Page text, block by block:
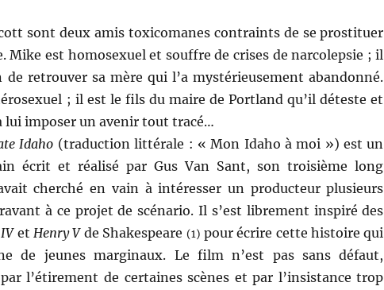
sont deux amis toxicomanes contraints de se prostituer
Mike est homosexuel et souffre de crises de narcolepsie ; il
de retrouver sa mère qui l’a mystérieusement abandonné.
; il est le fils du maire de Portland qu’il déteste et
lui imposer un avenir tout tracé…
Idaho (traduction littérale : « Mon Idaho à moi ») est un
écrit et réalisé par Gus Van Sant, son troisième long
cherché en vain à intéresser un producteur plusieurs
à ce projet de scénario. Il s’est librement inspiré des
et Henry Vde Shakespeare (1) pour écrire cette histoire qui
de jeunes marginaux. Le film n’est pas sans défaut,
l’étirement de certaines scènes et par l’insistance trop